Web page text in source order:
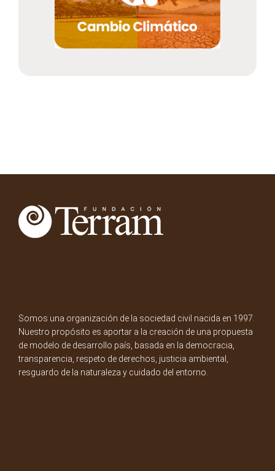
Somos una organización de la sociedad civil nacida en 1997.
Nuestro propósito es aportar a la creación de una propuesta
de modelo de desarrollo país, basada en la democracia,
transparencia, respeto de derechos, justicia ambiental,
resguardo de la naturaleza y cuidado del entorno.